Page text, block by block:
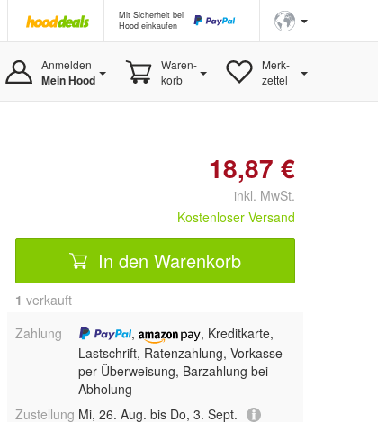
Mit Sicherheit bei
Hood einkaufen
Anmelden
Mein Hood
Waren-
korb
Merk-
zettel
18,87 €
inkl. MwSt.
Kostenloser Versand
In den Warenkorb
1 verkauft
Zahlung
,
, Kreditkarte,
Lastschrift, Ratenzahlung, Vorkasse
per Überweisung, Barzahlung bei
Abholung
Zustellung Mi, 26. Aug. bis Do, 3. Sept.